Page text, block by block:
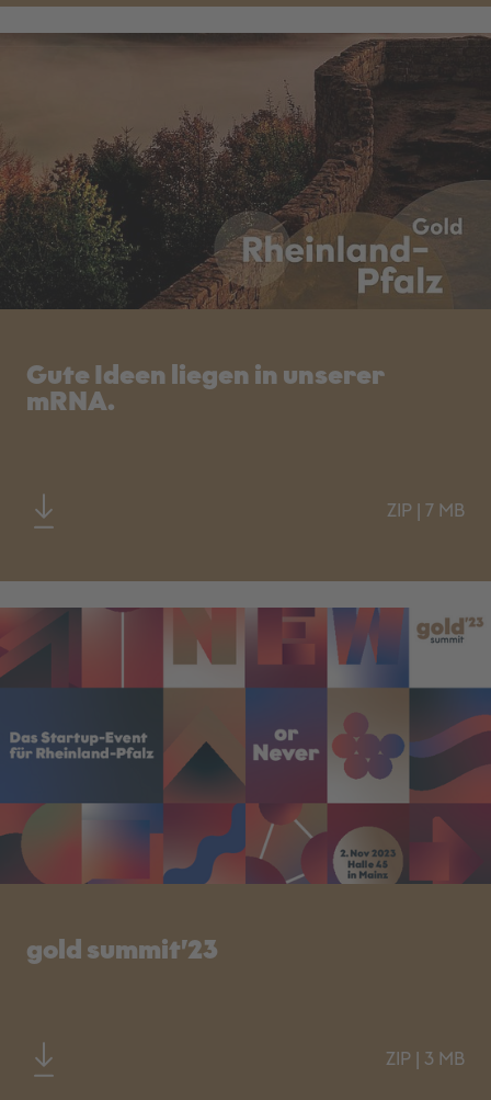
Gute Ideen liegen in unserer
mRNA.
ZIP | 7 MB
gold summit’23
ZIP | 3 MB